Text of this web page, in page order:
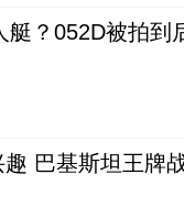
艇？052D被拍到
巴基斯坦王牌